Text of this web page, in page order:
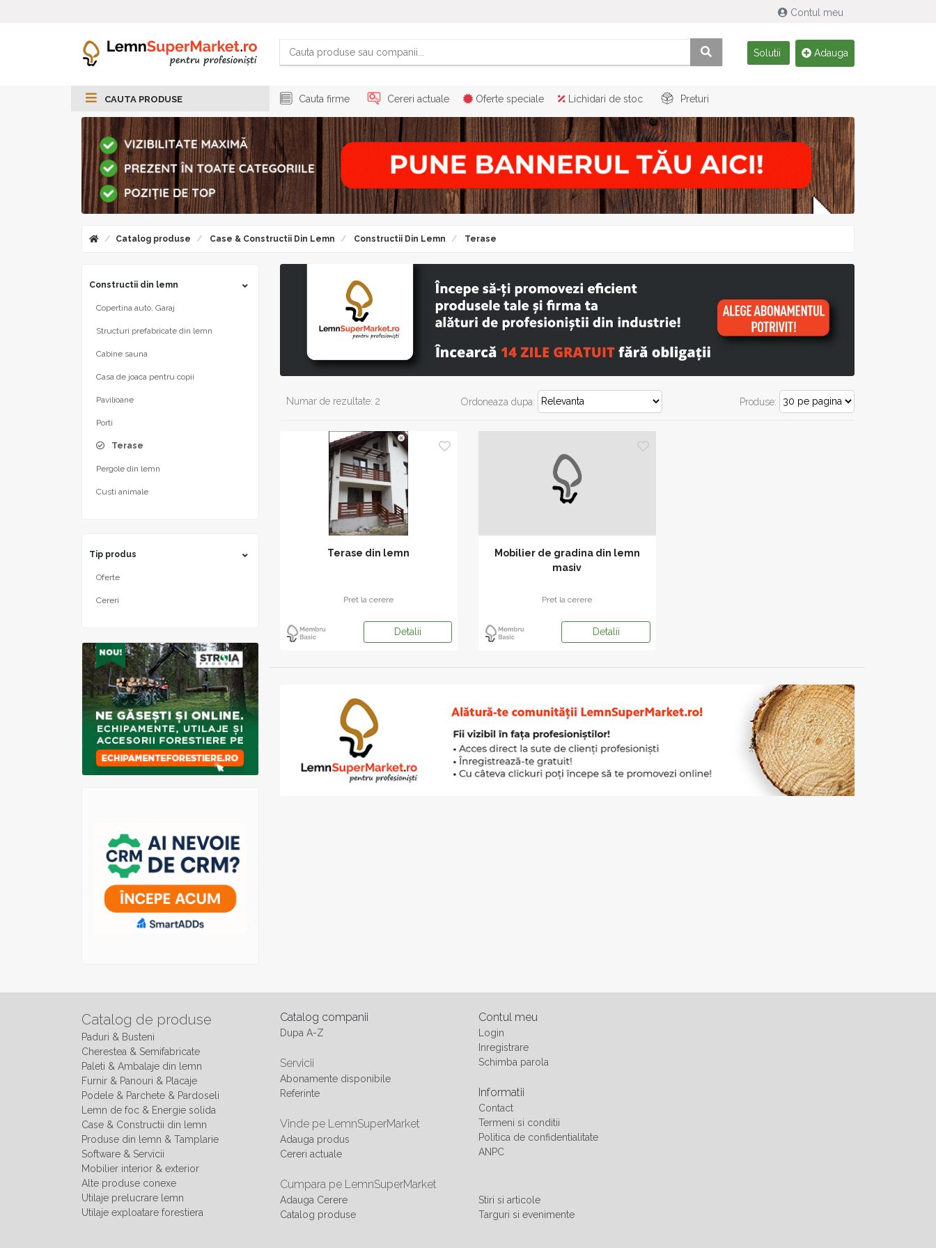
Contul meu
Solutii Adauga
CAUTA PRODUSE Cauta firme Cereri actuale Oferte speciale Lichidari de stoc Preturi
Catalog produse Case & Constructii Din Lemn Constructii Din Lemn Terase
Constructii din lemn
Copertina auto, Garaj
Structuri prefabricate din lemn
Cabine sauna
Casa de joaca pentru copii
Pavilioane
Porti
Terase
Pergole din lemn
Custi animale
Tip produs
Oferte
Cereri
Numar de rezultate: 2 Ordoneaza dupa: Produse:
Terase din lemn
Pret la cerere
Detalii
Mobilier de gradina din lemn
masiv
Pret la cerere
Detalii
Catalog de produse
Paduri & Busteni
Cherestea & Semifabricate
Paleti & Ambalaje din lemn
Furnir & Panouri & Placaje
Podele & Parchete & Pardoseli
Lemn de foc & Energie solida
Case & Constructii din lemn
Produse din lemn & Tamplarie
Software & Servicii
Mobilier interior & exterior
Alte produse conexe
Utilaje prelucrare lemn
Utilaje exploatare forestiera
Catalog companii
Dupa A-Z
Servicii
Abonamente disponibile
Referinte
Vinde pe LemnSuperMarket
Adauga produs
Cereri actuale
Cumpara pe LemnSuperMarket
Adauga Cerere
Catalog produse
Contul meu
Login
Inregistrare
Schimba parola
Informatii
Contact
Termeni si conditii
Politica de confidentialitate
ANPC
Stiri si articole
Targuri si evenimente